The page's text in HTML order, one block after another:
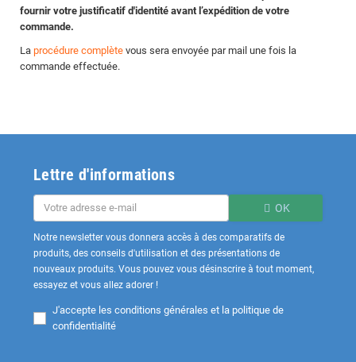
fournir votre justificatif d'identité avant l’expédition de votre
commande.
La procédure complète vous sera envoyée par mail une fois la
commande effectuée.
Lettre d'informations
OK
Notre newsletter vous donnera accès à des comparatifs de
produits, des conseils d'utilisation et des présentations de
nouveaux produits. Vous pouvez vous désinscrire à tout moment,
essayez et vous allez adorer !
J'accepte les conditions générales et la politique de
confidentialité